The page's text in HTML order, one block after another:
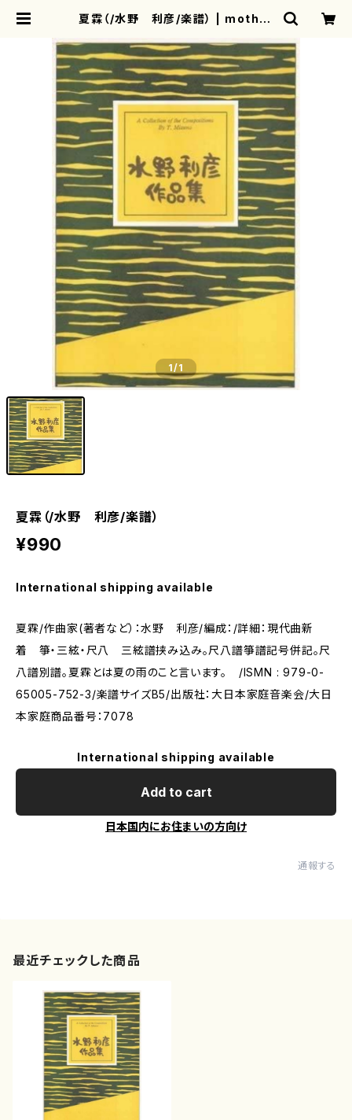
夏霖（/水野 利彦/楽譜） | mother
1/1
夏霖（/水野 利彦/楽譜）
¥990
International shipping available
夏霖/作曲家(著者など）：水野 利彦/編成：/詳細：現代曲新
着 箏・三絃・尺八 三絃譜挟み込み。尺八譜箏譜記号併記。尺
八譜別譜。夏霖とは夏の雨のこと言います。 /ISMN : 979-0-
65005-752-3/楽譜サイズB5/出版社：大日本家庭音楽会/大日
本家庭商品番号：7078
International shipping available
Add to cart
日本国内にお住まいの方向け
通報する
最近チェックした商品